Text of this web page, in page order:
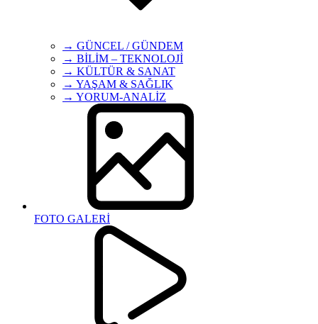
→ GÜNCEL / GÜNDEM
→ BİLİM – TEKNOLOJİ
→ KÜLTÜR & SANAT
→ YAŞAM & SAĞLIK
→ YORUM-ANALİZ
FOTO GALERİ